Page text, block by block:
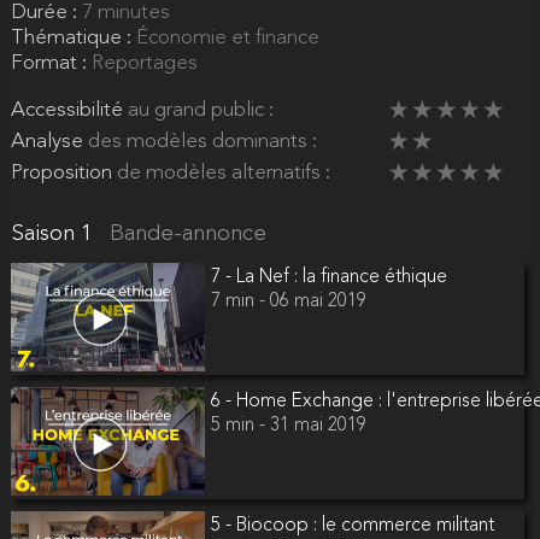
Durée : 7 minutes
Thématique : Économie et finance
Format : Reportages
Accessibilité au grand public :
Analyse des modèles dominants :
Proposition de modèles alternatifs :
Saison 1 Bande-annonce
7 - La Nef : la finance éthique
7 min - 06 mai 2019
6 - Home Exchange : l'entreprise
5 min - 31 mai 2019
5 - Biocoop : le commerce militant